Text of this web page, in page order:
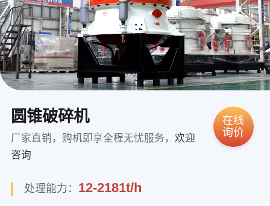
圆锥破碎机
厂家直销，购机即享全程无忧服务， 欢迎
咨询
在线
询价
处理能力： 12-2181t/h